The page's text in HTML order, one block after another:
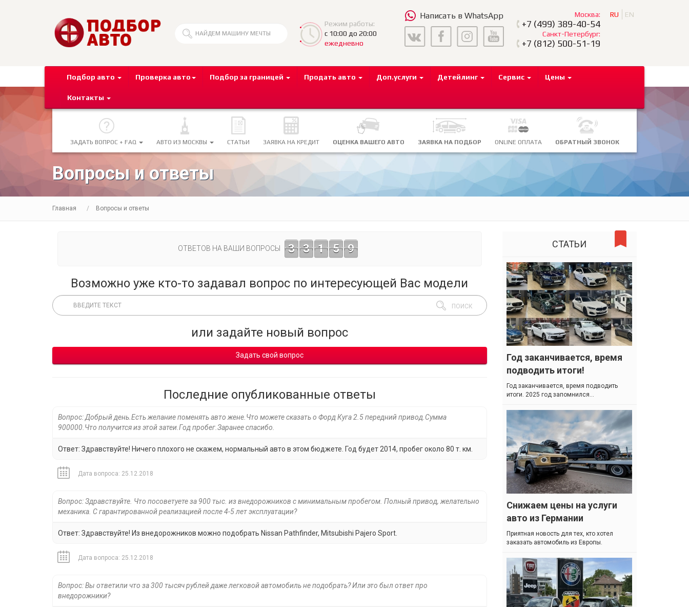
Режим работы:
с 10:00 до 20:00
ежедневно
Написать в WhatsApp Москва:
+7 (499) 389-40-54
Санкт-Петербург:
+7 (812) 500-51-19
RU EN
Подбор авто Проверка авто Подбор за границей Продать авто Доп.услуги Детейлинг Сервис Цены
Контакты
ЗАДАТЬ ВОПРОС + FAQ АВТО ИЗ МОСКВЫ СТАТЬИ ЗАЯВКА НА КРЕДИТ ОЦЕНКА ВАШЕГО АВТО ЗАЯВКА НА ПОДБОР ONLINE ОПЛАТА ОБРАТНЫЙ ЗВОНОК
Вопросы и ответы
Главная Вопросы и ответы
ОТВЕТОВ НА ВАШИ ВОПРОСЫ 3 3 1 5 9
Возможно уже кто-то задавал вопрос по интересующей Вас модели
или задайте новый вопрос
Задать свой вопрос
Последние опубликованные ответы
Вопрос: Добрый день.Есть желание поменять авто жене.Что можете сказать о Форд Куга 2.5 передний привод.Сумма
900000.Что получится из этой затеи.Год пробег.Заранее спасибо.
Ответ: Здравствуйте! Ничего плохого не скажем, нормальный авто в этом бюджете. Год будет 2014, пробег около 80 т. км.
Дата вопроса: 25.12.2018
Вопрос: Здравствуйте. Что посоветуете за 900 тыс. из внедорожников с минимальным пробегом. Полный привод, желательно
механика. С гарантированной реализацией после 4-5 лет эксплуатации?
Ответ: Здравствуйте! Из внедорожников можно подобрать Nissan Pathfinder, Mitsubishi Pajero Sport.
Дата вопроса: 25.12.2018
Вопрос: Вы ответили что за 300 тысяч рублей даже легковой автомобиль не подобрать? Или это был ответ про
внедорожники?
СТАТЬИ
Год заканчивается, время
подводить итоги!
Год заканчивается, время подводить
итоги. 2025 год запомнился...
Снижаем цены на услуги
авто из Германии
Приятная новость для тех, кто хотел
заказать автомобиль из Европы.